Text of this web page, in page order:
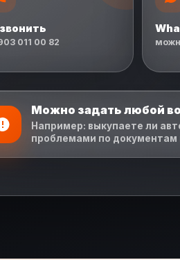
011 00 82
Можно задать любой
Например: выкупаете ли
проблемами по документам